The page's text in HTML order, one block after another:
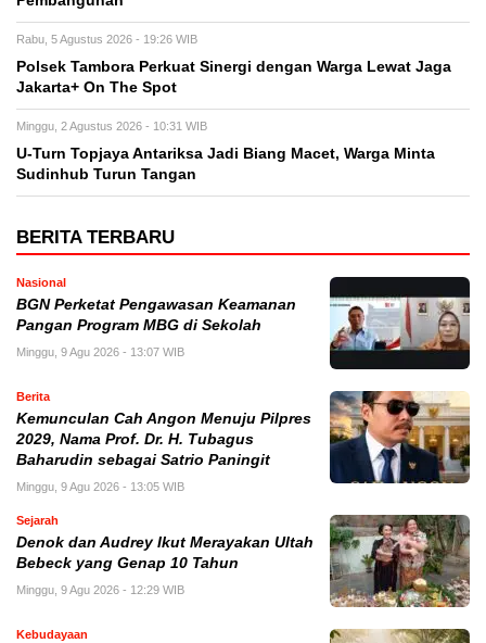
Rabu, 5 Agustus 2026 - 19:26 WIB
Polsek Tambora Perkuat Sinergi dengan Warga Lewat Jaga
Jakarta+ On The Spot
Minggu, 2 Agustus 2026 - 10:31 WIB
U-Turn Topjaya Antariksa Jadi Biang Macet, Warga Minta
Sudinhub Turun Tangan
BERITA TERBARU
Nasional
BGN Perketat Pengawasan Keamanan
Pangan Program MBG di Sekolah
Minggu, 9 Agu 2026 - 13:07 WIB
Berita
Kemunculan Cah Angon Menuju Pilpres
2029, Nama Prof. Dr. H. Tubagus
Baharudin sebagai Satrio Paningit
Minggu, 9 Agu 2026 - 13:05 WIB
Sejarah
Denok dan Audrey Ikut Merayakan Ultah
Bebeck yang Genap 10 Tahun
Minggu, 9 Agu 2026 - 12:29 WIB
Kebudayaan